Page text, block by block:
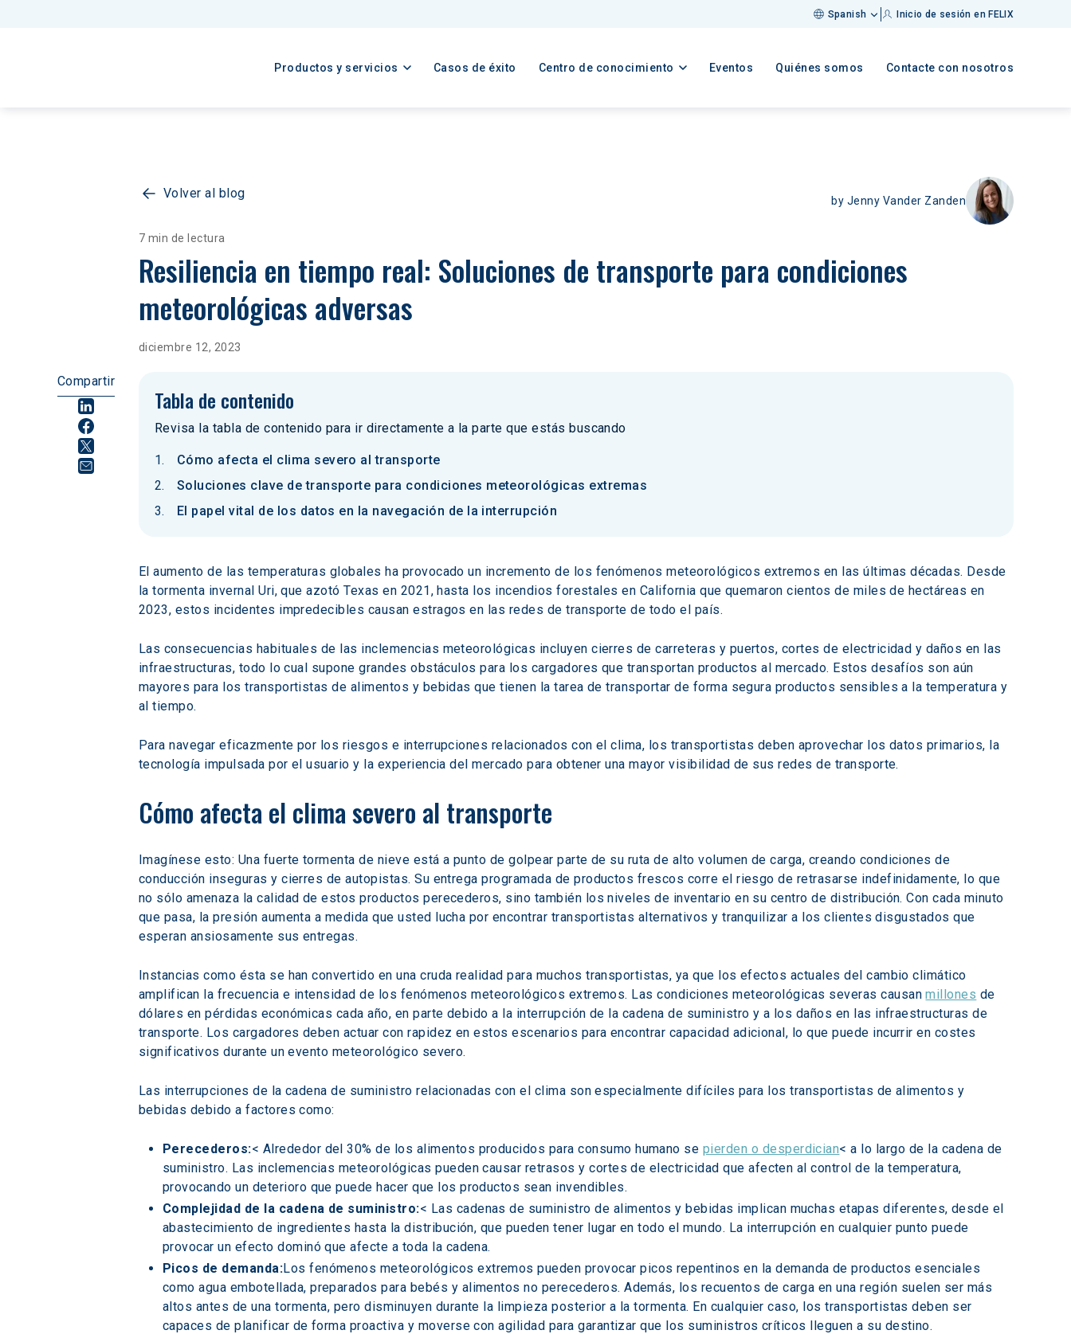
Spanish Inicio de sesión en FELIX
Productos y servicios Casos de éxito Centro de conocimiento Eventos Quiénes somos Contacte con nosotros
Volver al blog by Jenny Vander Zanden
7 min de lectura
Resiliencia en tiempo real: Soluciones de transporte para condiciones
meteorológicas adversas
diciembre 12, 2023
Compartir
Tabla de contenido
Revisa la tabla de contenido para ir directamente a la parte que estás buscando
Cómo afecta el clima severo al transporte
Soluciones clave de transporte para condiciones meteorológicas extremas
El papel vital de los datos en la navegación de la interrupción
El aumento de las temperaturas globales ha provocado un incremento de los fenómenos meteorológicos extremos en las últimas décadas. Desde
la tormenta invernal Uri, que azotó Texas en 2021, hasta los incendios forestales en California que quemaron cientos de miles de hectáreas en
2023, estos incidentes impredecibles causan estragos en las redes de transporte de todo el país.
Las consecuencias habituales de las inclemencias meteorológicas incluyen cierres de carreteras y puertos, cortes de electricidad y daños en las
infraestructuras, todo lo cual supone grandes obstáculos para los cargadores que transportan productos al mercado. Estos desafíos son aún
mayores para los transportistas de alimentos y bebidas que tienen la tarea de transportar de forma segura productos sensibles a la temperatura y
al tiempo.
Para navegar eficazmente por los riesgos e interrupciones relacionados con el clima, los transportistas deben aprovechar los datos primarios, la
tecnología impulsada por el usuario y la experiencia del mercado para obtener una mayor visibilidad de sus redes de transporte.
Cómo afecta el clima severo al transporte
Imagínese esto: Una fuerte tormenta de nieve está a punto de golpear parte de su ruta de alto volumen de carga, creando condiciones de
conducción inseguras y cierres de autopistas. Su entrega programada de productos frescos corre el riesgo de retrasarse indefinidamente, lo que
no sólo amenaza la calidad de estos productos perecederos, sino también los niveles de inventario en su centro de distribución. Con cada minuto
que pasa, la presión aumenta a medida que usted lucha por encontrar transportistas alternativos y tranquilizar a los clientes disgustados que
esperan ansiosamente sus entregas.
Instancias como ésta se han convertido en una cruda realidad para muchos transportistas, ya que los efectos actuales del cambio climático
amplifican la frecuencia e intensidad de los fenómenos meteorológicos extremos. Las condiciones meteorológicas severas causan millones de
dólares en pérdidas económicas cada año, en parte debido a la interrupción de la cadena de suministro y a los daños en las infraestructuras de
transporte. Los cargadores deben actuar con rapidez en estos escenarios para encontrar capacidad adicional, lo que puede incurrir en costes
significativos durante un evento meteorológico severo.
Las interrupciones de la cadena de suministro relacionadas con el clima son especialmente difíciles para los transportistas de alimentos y
bebidas debido a factores como:
Perecederos:< Alrededor del 30% de los alimentos producidos para consumo humano se pierden o desperdician< a lo largo de la cadena de
suministro. Las inclemencias meteorológicas pueden causar retrasos y cortes de electricidad que afecten al control de la temperatura,
provocando un deterioro que puede hacer que los productos sean invendibles.
Complejidad de la cadena de suministro:< Las cadenas de suministro de alimentos y bebidas implican muchas etapas diferentes, desde el
abastecimiento de ingredientes hasta la distribución, que pueden tener lugar en todo el mundo. La interrupción en cualquier punto puede
provocar un efecto dominó que afecte a toda la cadena.
Picos de demanda:Los fenómenos meteorológicos extremos pueden provocar picos repentinos en la demanda de productos esenciales
como agua embotellada, preparados para bebés y alimentos no perecederos. Además, los recuentos de carga en una región suelen ser más
altos antes de una tormenta, pero disminuyen durante la limpieza posterior a la tormenta. En cualquier caso, los transportistas deben ser
capaces de planificar de forma proactiva y moverse con agilidad para garantizar que los suministros críticos lleguen a su destino.